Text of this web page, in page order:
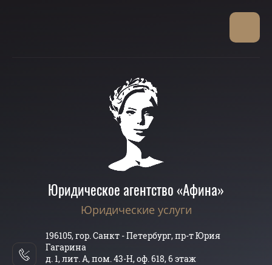
Юридическое агентство «Афина»
Юридические услуги
196105, гор. Санкт - Петербург, пр-т Юрия
Гагарина
д. 1, лит. А, пом. 43-Н, оф. 618, 6 этаж